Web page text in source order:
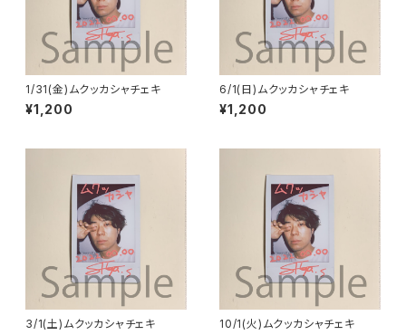
1/31(金)ムクッカシャチェキ
¥1,200
6/1(日)ムクッカシャチェキ
¥1,200
3/1(土)ムクッカシャチェキ 10/1(火)ムクッカシャチェキ